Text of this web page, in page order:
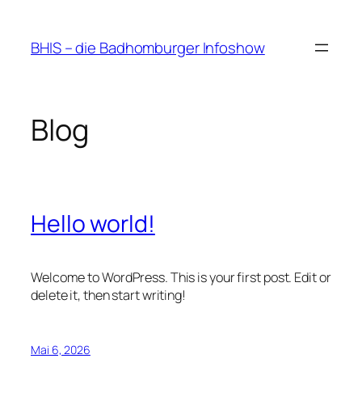
springen
BHIS – die Badhomburger Infoshow
Blog
Hello world!
Welcome to WordPress. This is your first post. Edit or
delete it, then start writing!
Mai 6, 2026